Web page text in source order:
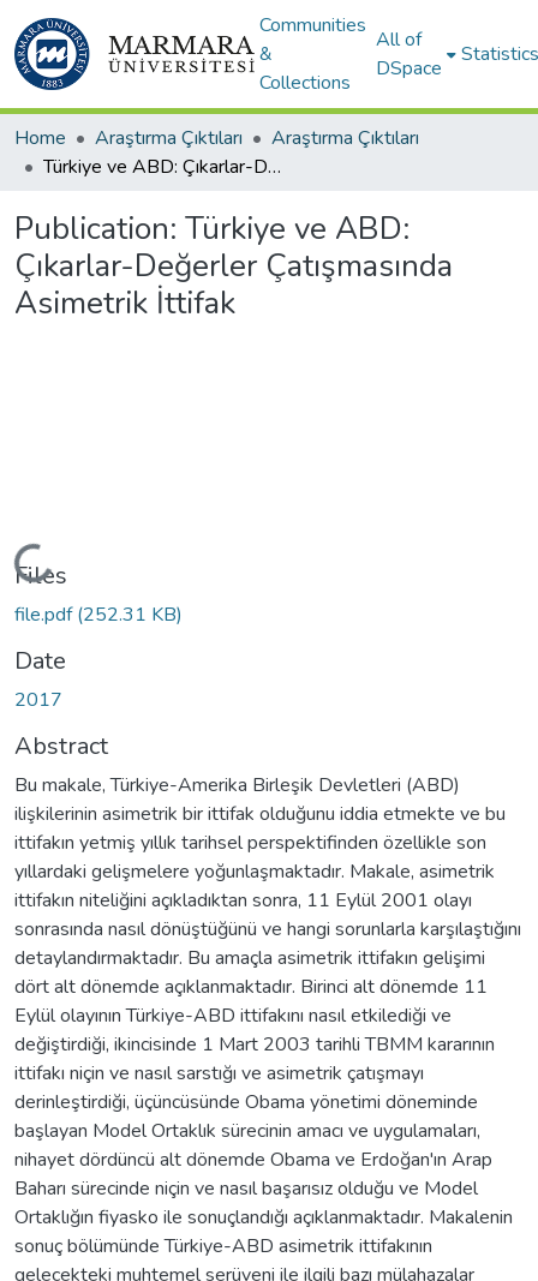
Communities
&
Collections
All of
DSpace
Statistics
Home Araştırma Çıktıları
Araştırma Çıktıları
Türkiye ve ABD: Çıkarlar-Değerler Çatışmasında Asimetrik İttifak
Publication: Türkiye ve ABD:
Çıkarlar-Değerler Çatışmasında
Asimetrik İttifak
Loading...
Files
file.pdf(252.31 KB)
Date
2017
Abstract
Bu makale, Türkiye-Amerika Birleşik Devletleri (ABD)
ilişkilerinin asimetrik bir ittifak olduğunu iddia etmekte ve bu
ittifakın yetmiş yıllık tarihsel perspektifinden özellikle son
yıllardaki gelişmelere yoğunlaşmaktadır. Makale, asimetrik
ittifakın niteliğini açıkladıktan sonra, 11 Eylül 2001 olayı
sonrasında nasıl dönüştüğünü ve hangi sorunlarla karşılaştığını
detaylandırmaktadır. Bu amaçla asimetrik ittifakın gelişimi
dört alt dönemde açıklanmaktadır. Birinci alt dönemde 11
Eylül olayının Türkiye-ABD ittifakını nasıl etkilediği ve
değiştirdiği, ikincisinde 1 Mart 2003 tarihli TBMM kararının
ittifakı niçin ve nasıl sarstığı ve asimetrik çatışmayı
derinleştirdiği, üçüncüsünde Obama yönetimi döneminde
başlayan Model Ortaklık sürecinin amacı ve uygulamaları,
nihayet dördüncü alt dönemde Obama ve Erdoğan'ın Arap
Baharı sürecinde niçin ve nasıl başarısız olduğu ve Model
Ortaklığın fiyasko ile sonuçlandığı açıklanmaktadır. Makalenin
sonuç bölümünde Türkiye-ABD asimetrik ittifakının
gelecekteki muhtemel serüveni ile ilgili bazı mülahazalar